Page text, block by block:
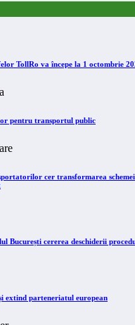
TollRo va începe la 1 octombrie
pentru transportul public
cer transformarea schemei
București cererea deschiderii
extind parteneriatul european